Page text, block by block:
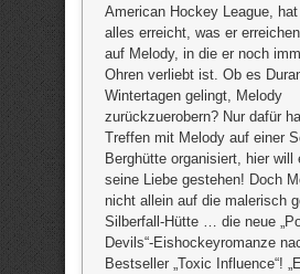
American Hockey League,
alles erreicht, was er
auf Melody, in die er noch
Ohren verliebt ist. Ob es
Wintertagen gelingt, Melody
zurückzuerobern? Nur dafür
Treffen mit Melody auf einer
Berghütte organisiert, hier will
seine Liebe gestehen! Doch
nicht allein auf die malerisch
Silberfall-Hütte … die neue
Devils“-Eishockeyromanze
Bestseller „Toxic Influence“!